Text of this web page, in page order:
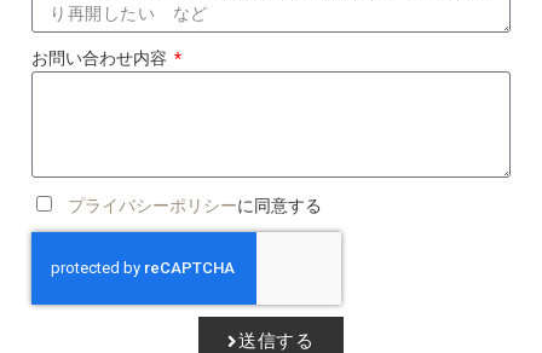
お問い合わせ内容
プライバシーポリシーに同意する
送信する